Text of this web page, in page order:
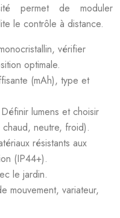
permet de moduler
le contrôle à distance.
vérifier
optimale.
(mAh), type et
lumens et choisir
neutre, froid).
résistants aux
(IP44+).
le jardin.
mouvement, variateur,